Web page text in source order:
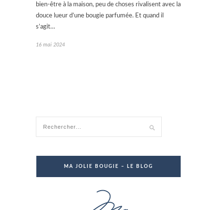
bien-être à la maison, peu de choses rivalisent avec la
douce lueur d’une bougie parfumée. Et quand il
s’agit…
16 mai 2024
MA JOLIE BOUGIE – LE BLOG